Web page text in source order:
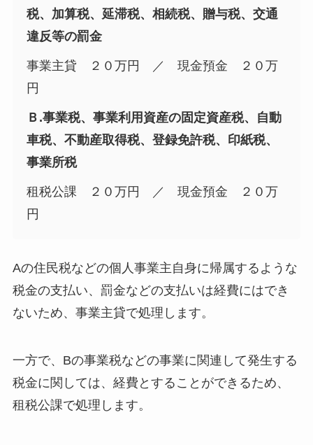
税、加算税、延滞税、相続税、贈与税、交通
違反等の罰金
事業主貸 ２０万円 ／ 現金預金 ２０万
円
Ｂ.事業税、事業利用資産の固定資産税、自動
車税、不動産取得税、登録免許税、印紙税、
事業所税
租税公課 ２０万円 ／ 現金預金 ２０万
円
Aの住民税などの個人事業主自身に帰属するような
税金の支払い、罰金などの支払いは経費にはでき
ないため、事業主貸で処理します。
一方で、Bの事業税などの事業に関連して発生する
税金に関しては、経費とすることができるため、
租税公課で処理します。